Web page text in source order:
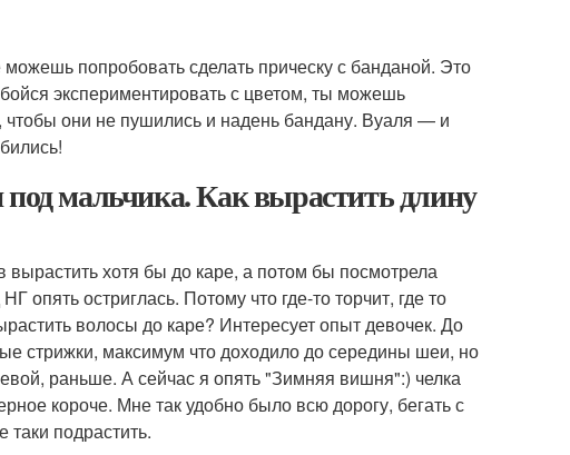
попробовать сделать прическу с банданой. Это
экспериментировать с цветом, ты можешь
чтобы они не пушились и надень бандану. Вуаля — и
мальчика. Как вырастить длину
вырастить хотя бы до каре, а потом бы посмотрела
опять остриглась. Потому что где-то торчит, где то
волосы до каре? Интересует опыт девочек. До
стрижки, максимум что доходило до середины шеи, но
раньше. А сейчас я опять "Зимняя вишня":) челка
короче. Мне так удобно было всю дорогу, бегать с
таки подрастить.